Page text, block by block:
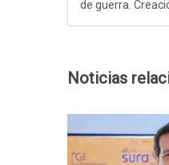
de guerra.
Noticias